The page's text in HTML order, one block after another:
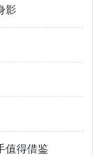
影
值得借鉴